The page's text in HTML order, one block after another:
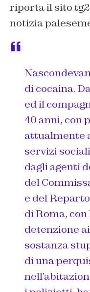
riporta il sito
notizia
di cocaina.
ed il
40 anni, con
attualmente
servizi
dagli agenti
del
e del
di Roma, con
detenzione
sostanza
di una